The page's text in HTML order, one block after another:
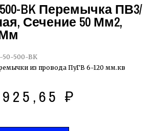
500-BK Перемычка ПВ3/
Сечение 50 Мм2,
50-500-BK
из провода ПуГВ 6-120 мм.кв
925,65₽